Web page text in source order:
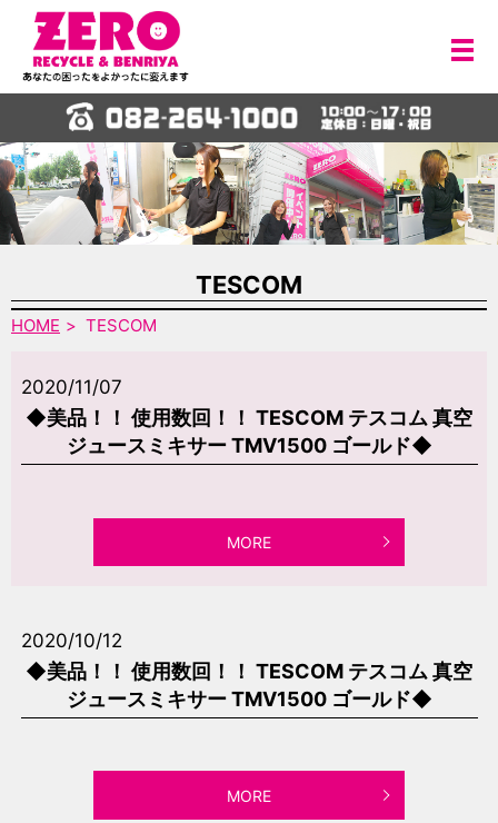
メ
TESCOM
HOME TESCOM
2020/11/07
◆美品！！ 使用数回！！ TESCOM テスコム 真空
ジュースミキサー TMV1500 ゴールド◆
MORE
2020/10/12
◆美品！！ 使用数回！！ TESCOM テスコム 真空
ジュースミキサー TMV1500 ゴールド◆
MORE